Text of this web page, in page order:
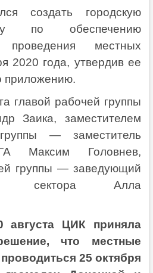
создать городскую
по обеспечению
местных
2020 года, утвердив ее
приложению.
главой рабочей группы
Заика, заместителем
— заместитель
Максим Головнев,
группы — заведующий
сектора Алла
августа ЦИК приняла
что местные
25 октября